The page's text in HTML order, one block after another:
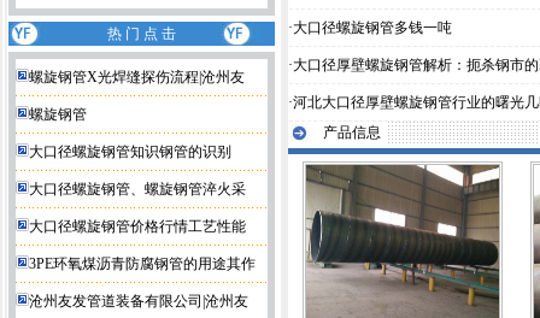
热 门 点 击
螺旋钢管X光焊缝探伤流程|沧州友
螺旋钢管
大口径螺旋钢管知识钢管的识别
大口径螺旋钢管、螺旋钢管淬火采
大口径螺旋钢管价格行情工艺性能
3PE环氧煤沥青防腐钢管的用途其作
沧州友发管道装备有限公司|沧州友
·大口径螺旋钢管多钱一吨
·大口径厚壁螺旋钢管解析：扼杀钢市
·河北大口径厚壁螺旋钢管行业的曙光
产品信息